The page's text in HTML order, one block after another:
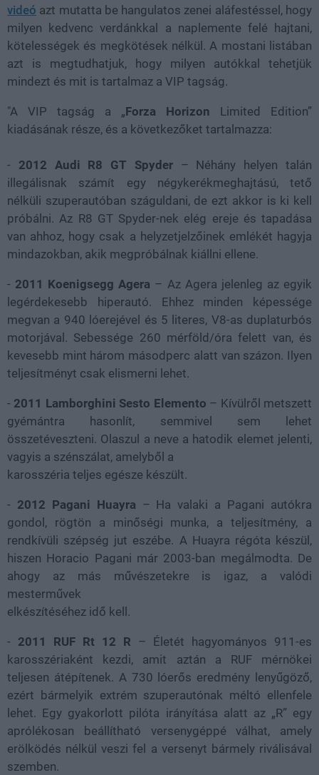
videó azt mutatta be hangulatos zenei aláfestéssel, hogy
milyen kedvenc verdánkkal a naplemente felé hajtani,
kötelességek és megkötések nélkül. A mostani listában
azt is megtudhatjuk, hogy milyen autókkal tehetjük
mindezt és mit is tartalmaz a VIP tagság.
"A VIP tagság a „Forza Horizon Limited Edition”
kiadásának része, és a következőket tartalmazza:
- 2012 Audi R8 GT Spyder– Néhány helyen talán
illegálisnak számít egy négykerékmeghajtású, tető
nélküli szuperautóban száguldani, de ezt akkor is ki kell
próbálni. Az R8 GT Spyder-nek elég ereje és tapadása
van ahhoz, hogy csak a helyzetjelzőinek emlékét hagyja
mindazokban, akik megpróbálnak kiállni ellene.
- 2011 Koenigsegg Agera – Az Agera jelenleg az egyik
legérdekesebb hiperautó. Ehhez minden képessége
megvan a 940 lóerejével és 5 literes, V8-as duplaturbós
motorjával. Sebessége 260 mérföld/óra felett van, és
kevesebb mint három másodperc alatt van százon. Ilyen
teljesítményt csak elismerni lehet.
- 2011 Lamborghini Sesto Elemento – Kívülről metszett
gyémántra hasonlít, semmivel sem lehet
összetéveszteni. Olaszul a neve a hatodik elemet jelenti,
vagyis a szénszálat, amelyből a
karosszéria teljes egésze készült.
- 2012 Pagani Huayra – Ha valaki a Pagani autókra
gondol, rögtön a minőségi munka, a teljesítmény, a
rendkívüli szépség jut eszébe. A Huayra régóta készül,
hiszen Horacio Pagani már 2003-ban megálmodta. De
ahogy az más művészetekre is igaz, a valódi
mesterművek
elkészítéséhez idő kell.
- 2011 RUF Rt 12 R – Életét hagyományos 911-es
karosszériaként kezdi, amit aztán a RUF mérnökei
teljesen átépítenek. A 730 lóerős eredmény lenyűgöző,
ezért bármelyik extrém szuperautónak méltó ellenfele
lehet. Egy gyakorlott pilóta irányítása alatt az „R” egy
aprólékosan beállítható versenygéppé válhat, amely
erölködés nélkül veszi fel a versenyt bármely riválisával
szemben.